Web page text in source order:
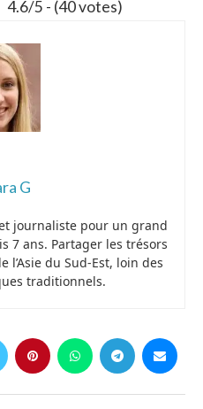
4.6/5 - (40 votes)
G
journaliste pour un grand
7 ans. Partager les trésors
l’Asie du Sud-Est, loin des
traditionnels.